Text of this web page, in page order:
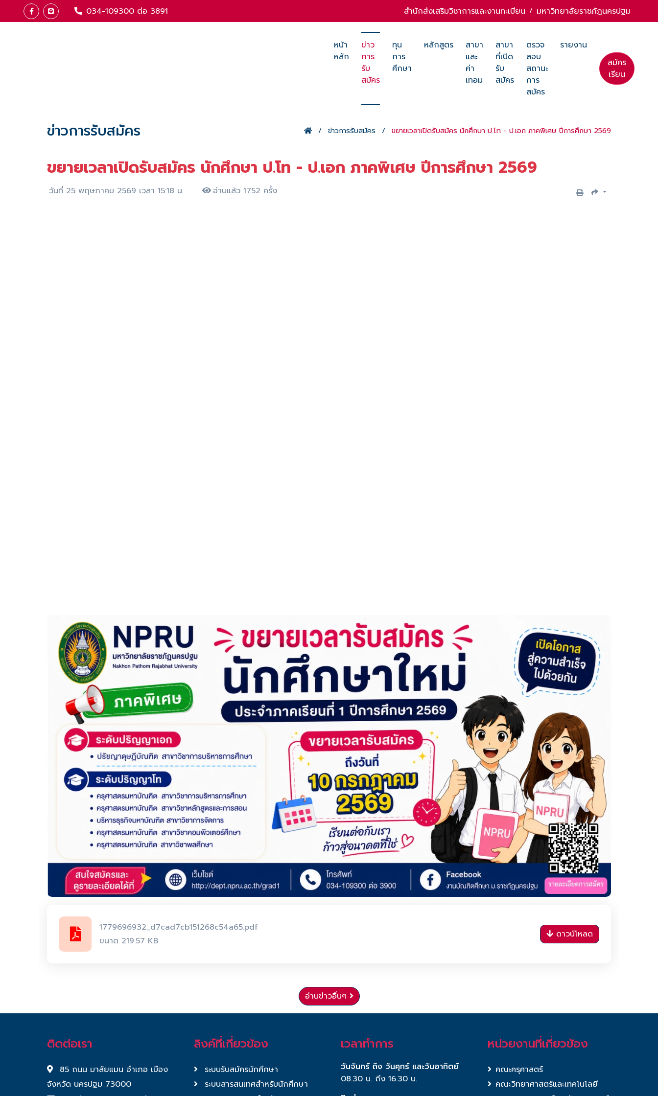
034-109300 ต่อ 3891 สำนักส่งเสริมวิชาการและงานทะเบียน / มหาวิทยาลัยราชภัฏนครปฐม
หน้า
หลัก
ข่าว
การ
รับ
สมัคร
ทุน
การ
ศึกษา
หลักสูตร
สาขา
และ
ค่า
เทอม
สาขา
ที่เปิด
รับ
สมัคร
ตรวจ
สอบ
สถานะ
การ
สมัคร
รายงาน
สมัคร
เรียน
ข่าวการรับสมัคร ข่าวการรับสมัคร ขยายเวลาเปิดรับสมัคร นักศึกษา ป.โท - ป.เอก ภาคพิเศษ ปีการศึกษา 2569
ขยายเวลาเปิดรับสมัคร นักศึกษา ป.โท - ป.เอก ภาคพิเศษ ปีการศึกษา 2569
วันที่ 25 พฤษภาคม 2569 เวลา 15:18 น. อ่านแล้ว 1752 ครั้ง
1779696932_d7cad7cb151268c54a65.pdf
ขนาด 219.57 KB
ดาวน์โหลด
อ่านข่าวอื่นๆ
ติดต่อเรา
85 ถนน มาลัยแมน อำเภอ เมือง
จังหวัด นครปฐม 73000
ลิงค์ที่เกี่ยวข้อง
ระบบรับสมัครนักศึกษา
ระบบสารสนเทศสำหรับนักศึกษา
เวลาทำการ
วันจันทร์ ถึง วันศุกร์ และวันอาทิตย์
08.30 น. ถึง 16.30 น.
หน่วยงานที่เกี่ยวข้อง
คณะครุศาสตร์
คณะวิทยาศาสตร์และเทคโนโลยี